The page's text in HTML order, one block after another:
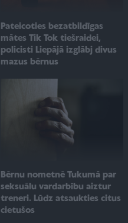
Pateicoties bezatbildīgas
mātes Tik Tok tiešraidei,
policisti Liepājā izglābj divus
mazus bērnus
Bērnu nometnē Tukumā par
seksuālu vardarbību aiztur
treneri. Lūdz atsaukties citus
cietušos